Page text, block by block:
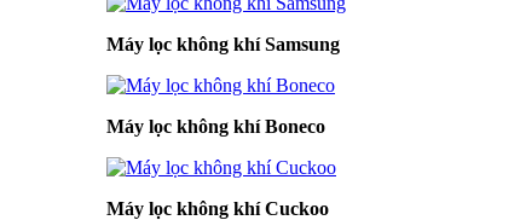
Máy lọc không khí Samsung
Máy lọc không khí Boneco
Máy lọc không khí Cuckoo